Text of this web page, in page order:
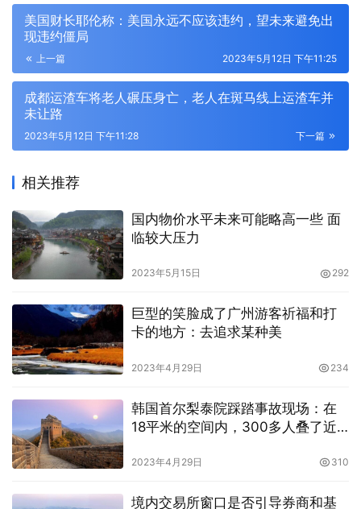
美国财长耶伦称：美国永远不应该违约，望未来避免出
现违约僵局
上一篇 2023年5月12日 下午11:25
成都运渣车将老人碾压身亡，老人在斑马线上运渣车并
未让路
下一篇
2023年5月12日 下午11:28
相关推荐
国内物价水平未来可能略高一些 面
临较大压力
2023年5月15日 292
巨型的笑脸成了广州游客祈福和打
卡的地方：去追求某种美
2023年4月29日 234
韩国首尔梨泰院踩踏事故现场：在
18平米的空间内，300多人叠了近7
2023年4月29日 310
境内交易所窗口是否引导券商和基